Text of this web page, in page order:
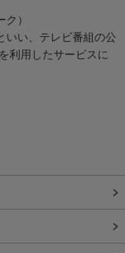
）
いい、テレビ番組の公
利用したサービスに